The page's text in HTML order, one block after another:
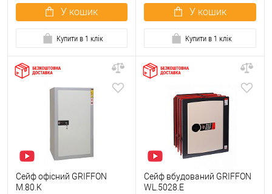
У кошик
Купити в 1 клік
У кошик
Купити в 1 клік
Сейф офісний GRIFFON
M.80.K
Сейф вбудований GRIFFON
WL.5028.E